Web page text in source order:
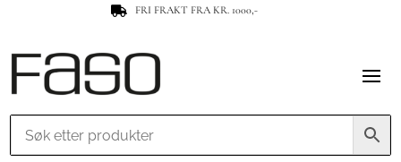
 FRI FRAKT FRA KR. 1000,-